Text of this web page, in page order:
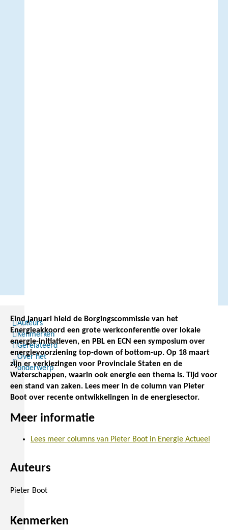
Auteurs
Kenmerken
Gerelateerd
Over het
onderwerp
Eind januari hield de Borgingscommissie van het
Energieakkoord een grote werkconferentie over lokale
energie-initiatieven, en PBL en ECN een symposium over
energievoorziening top-down of bottom-up. Op 18 maart
zijn er verkiezingen voor Provinciale Staten en de
Waterschappen, waarin ook energie een thema is. Tijd voor
een stand van zaken. Lees meer in de column van Pieter
Boot over recente ontwikkelingen in de energiesector.
Meer informatie
Lees meer columns van Pieter Boot in Energie Actueel
Auteurs
Pieter Boot
Kenmerken